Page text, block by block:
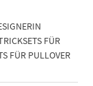
FÜR
FÜR PULLOVER